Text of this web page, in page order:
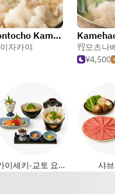
Giblets Nabe Pot Pontocho Kamehachi
이자카야
모츠나
¥4,500
가이세키·교토 요리 (일식) 샤